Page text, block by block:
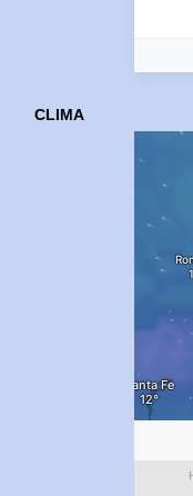
CLIMA